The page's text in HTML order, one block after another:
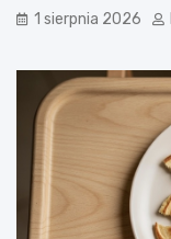
1 sierpnia 2026